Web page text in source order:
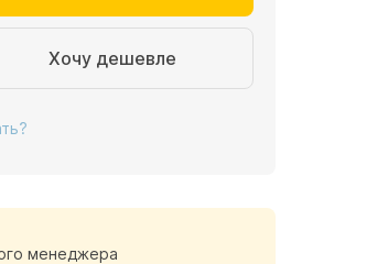
Хочу дешевле
менеджера